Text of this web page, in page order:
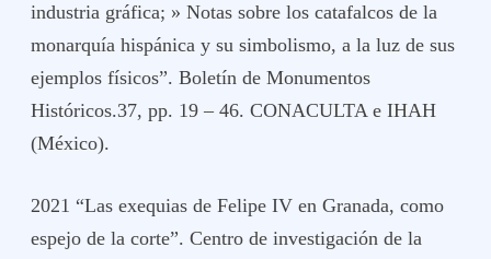
industria gráfica; » Notas sobre los catafalcos de la
monarquía hispánica y su simbolismo, a la luz de sus
ejemplos físicos”. Boletín de Monumentos
Históricos.37, pp. 19 – 46. CONACULTA e IHAH
(México).
2021 “Las exequias de Felipe IV en Granada, como
espejo de la corte”. Centro de investigación de la